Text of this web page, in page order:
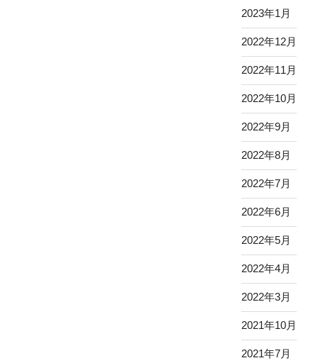
2023年1月
2022年12月
2022年11月
2022年10月
2022年9月
2022年8月
2022年7月
2022年6月
2022年5月
2022年4月
2022年3月
2021年10月
2021年7月